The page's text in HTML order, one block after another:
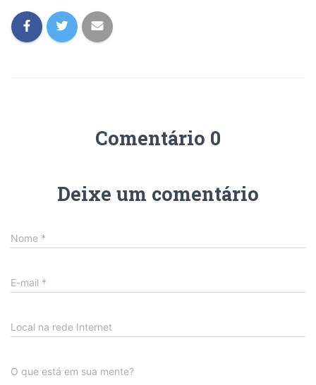
Comentário 0
Deixe um comentário
Nome *
E-mail *
Local na rede Internet
O que está em sua mente?